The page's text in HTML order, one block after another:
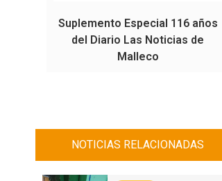
Suplemento Especial 116 años
del Diario Las Noticias de
Malleco
NOTICIAS RELACIONADAS